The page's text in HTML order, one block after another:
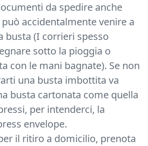
da spedire anche
può accidentalmente venire a
busta (I corrieri spesso
sotto la pioggia o
con le mani bagnate). Se non
una busta imbottita va
busta cartonata come quella
per intenderci, la
envelope.
il ritiro a domicilio, prenota